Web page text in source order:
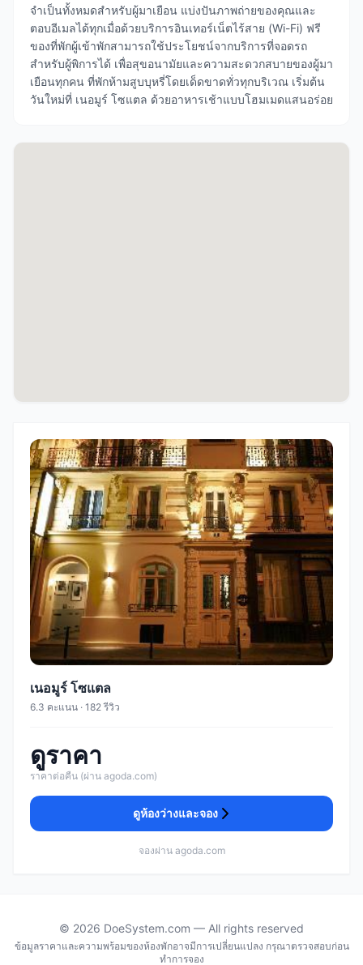
จำเป็นทั้งหมดสำหรับผู้มาเยือน แบ่งปันภาพถ่ายของคุณและ
ตอบอีเมลได้ทุกเมื่อด้วยบริการอินเทอร์เน็ตไร้สาย (Wi-Fi) ฟรี
ของที่พักผู้เข้าพักสามารถใช้ประโยชน์จากบริการที่จอดรถ
สำหรับผู้พิการได้ เพื่อสุขอนามัยและความสะดวกสบายของผู้มา
เยือนทุกคน ที่พักห้ามสูบบุหรี่โดยเด็ดขาดทั่วทุกบริเวณ เริ่มต้น
วันใหม่ที่ เนอมูร์ โซแตล ด้วยอาหารเช้าแบบโฮมเมดแสนอร่อย
เนอมูร์ โซแตล
6.3 คะแนน · 182 รีวิว
ดูราคา
ราคาต่อคืน (ผ่าน agoda.com)
ดูห้องว่างและจอง
จองผ่าน agoda.com
© 2026 DoeSystem.com — All rights reserved
ข้อมูลราคาและความพร้อมของห้องพักอาจมีการเปลี่ยนแปลง กรุณาตรวจสอบก่อน
ทำการจอง